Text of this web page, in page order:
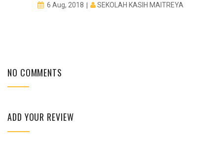
6 Aug, 2018 SEKOLAH KASIH MAITREYA
NO COMMENTS
ADD YOUR REVIEW